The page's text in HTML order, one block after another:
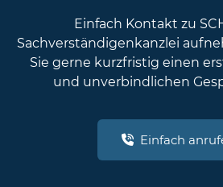
Einfach Kontakt zu
Sachverständigenkanzlei
Sie gerne kurzfristig einen
und unverbindlichen
Einfach